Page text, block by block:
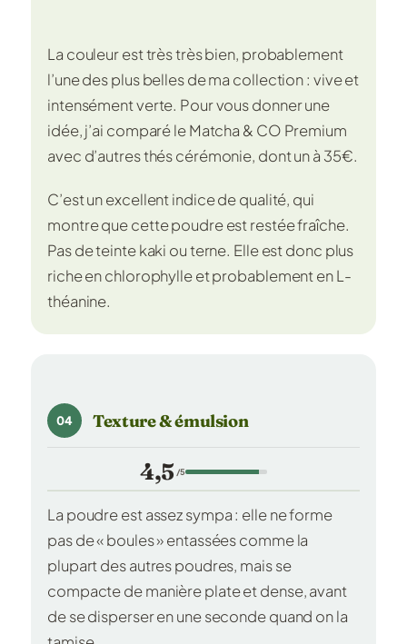
La couleur est très très bien, probablement
l’une des plus belles de ma collection : vive et
intensément verte. Pour vous donner une
idée, j’ai comparé le Matcha & CO Premium
avec d’autres thés cérémonie, dont un à 35€.
C’est un excellent indice de qualité, qui
montre que cette poudre est restée fraîche.
Pas de teinte kaki ou terne. Elle est donc plus
riche en chlorophylle et probablement en L-
théanine.
04 Texture & émulsion
4,5 /5
La poudre est assez sympa : elle ne forme
pas de « boules » entassées comme la
plupart des autres poudres, mais se
compacte de manière plate et dense, avant
de se disperser en une seconde quand on la